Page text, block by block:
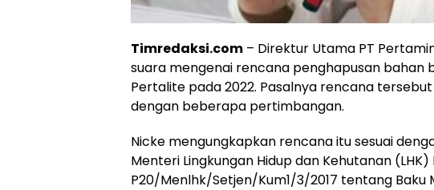
Timredaksi.com – Direktur Utama PT
suara mengenai rencana penghapusan bahan
Pertalite pada 2022. Pasalnya rencana
dengan beberapa pertimbangan.
Nicke mengungkapkan rencana itu sesuai
Menteri Lingkungan Hidup dan Kehutanan
P20/Menlhk/Setjen/Kum1/3/2017 tentang Baku